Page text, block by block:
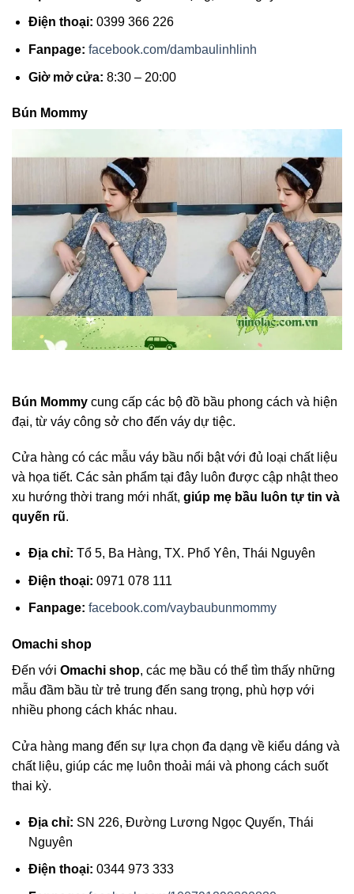
Điện thoại: 0399 366 226
Fanpage: facebook.com/dambaulinhlinh
Giờ mở cửa: 8:30 – 20:00
Bún Mommy
Bún Mommy cung cấp các bộ đồ bầu phong cách và hiện
đại, từ váy công sở cho đến váy dự tiệc.
Cửa hàng có các mẫu váy bầu nổi bật với đủ loại chất liệu
và họa tiết. Các sản phẩm tại đây luôn được cập nhật theo
xu hướng thời trang mới nhất, giúp mẹ bầu luôn tự tin và
quyến rũ.
Địa chỉ: Tổ 5, Ba Hàng, TX. Phổ Yên, Thái Nguyên
Điện thoại: 0971 078 111
Fanpage: facebook.com/vaybaubunmommy
Omachi shop
Đến với Omachi shop, các mẹ bầu có thể tìm thấy những
mẫu đầm bầu từ trẻ trung đến sang trọng, phù hợp với
nhiều phong cách khác nhau.
Cửa hàng mang đến sự lựa chọn đa dạng về kiểu dáng và
chất liệu, giúp các mẹ luôn thoải mái và phong cách suốt
thai kỳ.
Địa chỉ: SN 226, Đường Lương Ngọc Quyến, Thái
Nguyên
Điện thoại: 0344 973 333